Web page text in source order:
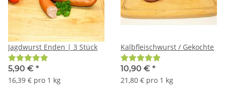
Jagdwurst Enden | 3 Stück
5,90 € *
16,39 € pro 1 kg
Kalbfleischwurst / Gekochte
10,90 € *
21,80 € pro 1 kg